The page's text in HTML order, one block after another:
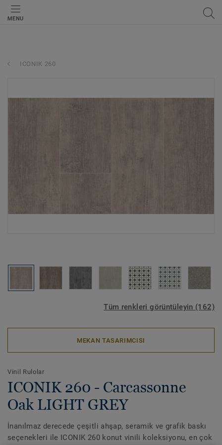
MENU
ICONIK 260
Tüm renkleri görüntüleyin (162)
MEKAN TASARIMCISI
Vinil Rulolar
ICONIK 260 - Carcassonne
Oak LIGHT GREY
İnanılmaz derecede çeşitli ahşap, seramik ve grafik baskı
seçenekleri ile ICONIK 260 konut vinili koleksiyonu, en çok